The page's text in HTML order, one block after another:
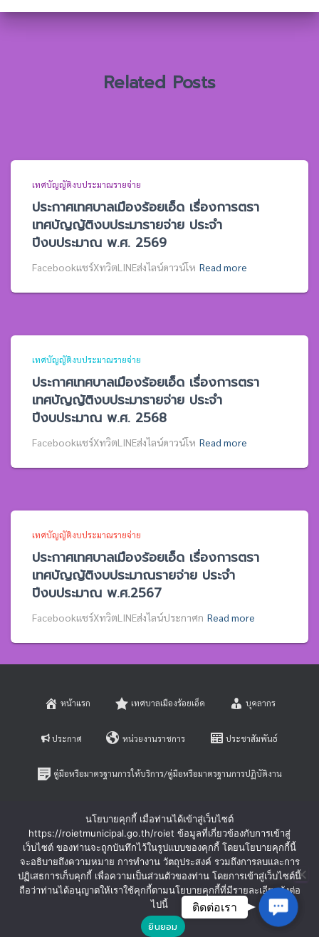
ห
Related Posts
เทศบัญญัติงบประมาณรายจ่าย
ประกาศเทศบาลเมืองร้อยเอ็ด เรื่องการตรา
เทศบัญญัติงบประมารายจ่าย ประจำ
ปีงบประมาณ พ.ศ. 2569
Facebookแชร์XทวิตLINEส่งไลน์ดาวน์โห Read more
เทศบัญญัติงบประมาณรายจ่าย
ประกาศเทศบาลเมืองร้อยเอ็ด เรื่องการตรา
เทศบัญญัติงบประมารายจ่าย ประจำ
ปีงบประมาณ พ.ศ. 2568
Facebookแชร์XทวิตLINEส่งไลน์ดาวน์โห Read more
เทศบัญญัติงบประมาณรายจ่าย
ประกาศเทศบาลเมืองร้อยเอ็ด เรื่องการตรา
เทศบัญญัติงบประมาณรายจ่าย ประจำ
ปีงบประมาณ พ.ศ.2567
Facebookแชร์XทวิตLINEส่งไลน์ประกาศก Read more
หน้าแรก เทศบาลเมืองร้อยเอ็ด บุคลากร
ประกาศ หน่วยงานราชการ ประชาสัมพันธ์
คู่มือหรือมาตรฐานการให้บริการ/คู่มือหรือมาตรฐานการปฏิบัติงาน
หลักเกณฑ์การบริหารและพัฒนาทรัพยากรบุคคล
ร้องเรียนการทุจริตและประพฤติมิชอบ ร้องทุกข์-ร้องเรียน
Hestia | Developed by ThemeIsle
นโยบายคุกกี้ เมื่อท่านได้เข้าสู่เว็บไซต์
https://roietmunicipal.go.th/roiet ข้อมูลที่เกี่ยวข้องกับการเข้าสู่
เว็บไซต์ ของท่านจะถูกบันทึกไว้ในรูปแบบของคุกกี้ โดยนโยบายคุกกี้นี้
จะอธิบายถึงความหมาย การทำงาน วัตถุประสงค์ รวมถึงการลบและการ
ปฏิเสธการเก็บคุกกี้ เพื่อความเป็นส่วนตัวของท่าน โดยการเข้าสู่เว็บไซต์นี้
ถือว่าท่านได้อนุญาตให้เราใช้คุกกี้ตามนโยบายคุกกี้ที่มีรายละเอียดดังต่อ
ไปนี้
ยินยอม
ติดต่อเรา